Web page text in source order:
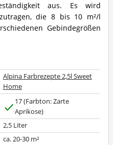
aus. Es wird
die 8 bis 10 m²/l
Gebindegrößen
Alpina Farbrezepte 2,5l Sweet
Home
a
17 (Farbton: Zarte
Aprikose)
2,5 Liter
ca. 20-30 m²